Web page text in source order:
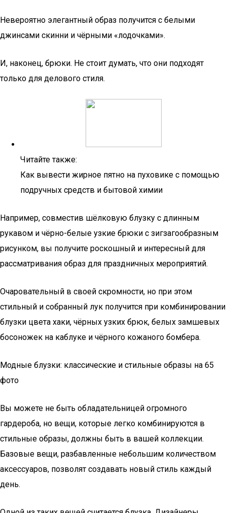
Невероятно элегантный образ получится с белыми
джинсами скинни и чёрными «лодочками».
И, наконец, брюки. Не стоит думать, что они подходят
только для делового стиля.
Читайте также:
Как вывести жирное пятно на пуховике с помощью
подручных средств и бытовой химии
Например, совместив шёлковую блузку с длинным
рукавом и чёрно-белые узкие брюки с зигзагообразным
рисунком, вы получите роскошный и интересный для
рассматривания образ для праздничных мероприятий.
Очаровательный в своей скромности, но при этом
стильный и собранный лук получится при комбинировании
блузки цвета хаки, чёрных узких брюк, белых замшевых
босоножек на каблуке и чёрного кожаного бомбера.
Модные блузки: классические и стильные образы на 65
фото
Вы можете не быть обладательницей огромного
гардероба, но вещи, которые легко комбинируются в
стильные образы, должны быть в вашей коллекции.
Базовые вещи, разбавленные небольшим количеством
аксессуаров, позволят создавать новый стиль каждый
день.